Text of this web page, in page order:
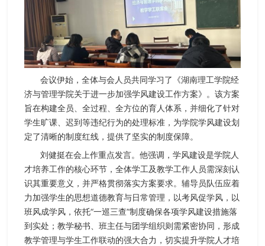
会议伊始，全体与会人员共同学习了《湖南理工学院经
济与管理学院关于进一步加强学风建设工作方案》。该方案
旨在构建全员、全过程、全方位的育人体系，并细化了针对
学生旷课、迟到等违纪行为的处理标准，为学院学风建设划
定了清晰的制度红线，提供了坚实的制度保障。
刘健挺在会上作重点发言。他强调，学风建设是学院人
才培养工作的核心环节，全体学工及教学工作人员需深刻认
识其重要意义，并严格贯彻落实方案要求。辅导员队伍应着
力加强学生的思想道德教育与日常管理，以考风促学风，以
班风成学风，依托“一巡三查”制度确保各项学风建设措施落
到实处；教学秘书、班主任与团学组织则需紧密协同，形成
教学管理与学生工作联动的强大合力，切实提升学院人才培